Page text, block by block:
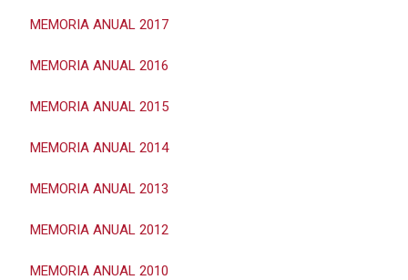
MEMORIA ANUAL 2017
MEMORIA ANUAL 2016
MEMORIA ANUAL 2015
MEMORIA ANUAL 2014
MEMORIA ANUAL 2013
MEMORIA ANUAL 2012
MEMORIA ANUAL 2010